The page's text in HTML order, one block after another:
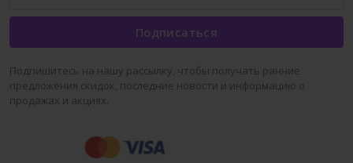
Подписаться
Подпишитесь на нашу рассылку, чтобы получать ранние
предложения скидок, последние новости и информацию о
продажах и акциях.